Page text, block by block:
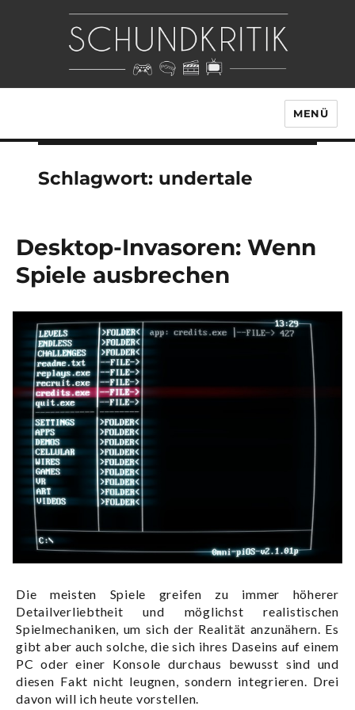
MENÜ
Schlagwort: undertale
Desktop-Invasoren: Wenn
Spiele ausbrechen
Die meisten Spiele greifen zu immer höherer
Detailverliebtheit und möglichst realistischen
Spielmechaniken, um sich der Realität anzunähern. Es
gibt aber auch solche, die sich ihres Daseins auf einem
PC oder einer Konsole durchaus bewusst sind und
diesen Fakt nicht leugnen, sondern integrieren. Drei
davon will ich heute vorstellen.